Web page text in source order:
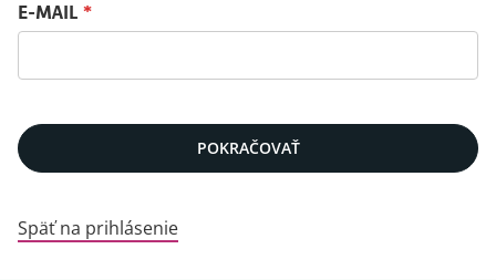
Obnovenie hesla pomocou e-mailu
E-MAIL *
POKRAČOVAŤ
Späť na prihlásenie